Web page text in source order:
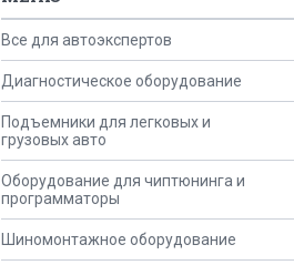
Все для автоэкспертов
Диагностическое оборудование
Подъемники для легковых и
грузовых авто
Оборудование для чиптюнинга и
программаторы
Шиномонтажное оборудование